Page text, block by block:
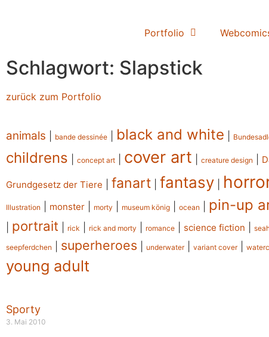
Portfolio
Schlagwort: Slapstick
zurück zum Portfolio
animals bande dessinée black and white
childrens concept art cover art creature design
Grundgesetz der Tiere fanart fantasy
Illustration monster morty museum könig ocean pin-up
portrait rick rick and morty romance science fiction
seepferdchen superheroes underwater| variant cover|
young adult
Sporty
3. Mai 2010